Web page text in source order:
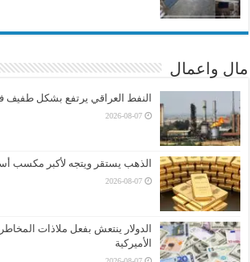
مال واعمال
النفط العراقي يرتفع بشكل طفيف
2026-08-07
الذهب يستقر ويتجه لأكبر مكسب
2026-08-07
الدولار ينتعش بفعل ملاذات
الأميركية